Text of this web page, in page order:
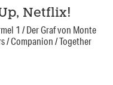
Netflix!
1 / Der Graf von Monte
/ Companion / Together